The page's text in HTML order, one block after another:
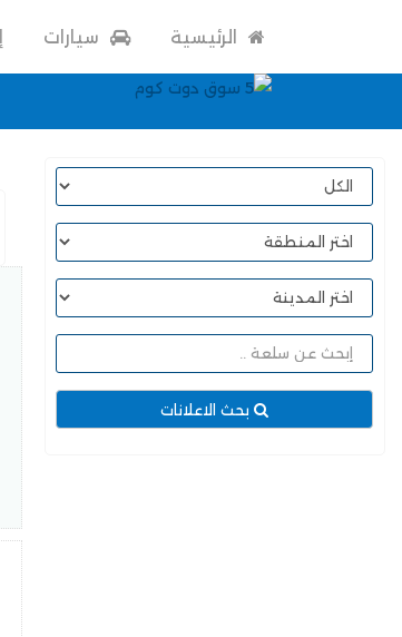
الرئيسية سيارات
بحث الاعلانات